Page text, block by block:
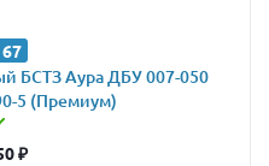
67
БСТЗ Аура ДБУ 007-050
5 (Премиум)
₽